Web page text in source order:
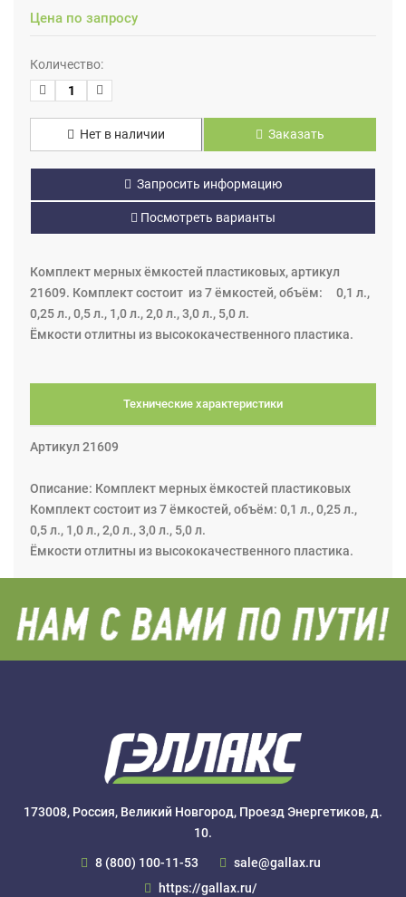
Цена по запросу
Количество:
Нет в наличии Заказать
Запросить информацию
Посмотреть варианты
Комплект мерных ёмкостей пластиковых, артикул
21609. Комплект состоит из 7 ёмкостей, объём: 0,1 л.,
0,25 л., 0,5 л., 1,0 л., 2,0 л., 3,0 л., 5,0 л.
Ёмкости отлитны из высококачественного пластика.
Технические характеристики
Артикул 21609
Описание: Комплект мерных ёмкостей пластиковых
Комплект состоит из 7 ёмкостей, объём: 0,1 л., 0,25 л.,
0,5 л., 1,0 л., 2,0 л., 3,0 л., 5,0 л.
Ёмкости отлитны из высококачественного пластика.
173008, Россия, Великий Новгород, Проезд Энергетиков, д.
10.
8 (800) 100-11-53
sale@gallax.ru
https://gallax.ru/